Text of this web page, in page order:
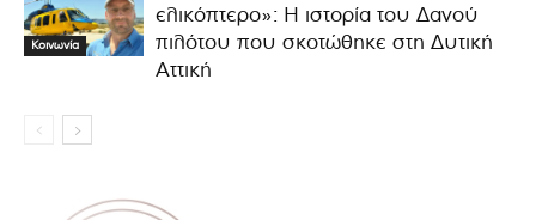
Κοινωνία
ελικόπτερο»: Η ιστορία του Δανού
πιλότου που σκοτώθηκε στη Δυτική
Αττική